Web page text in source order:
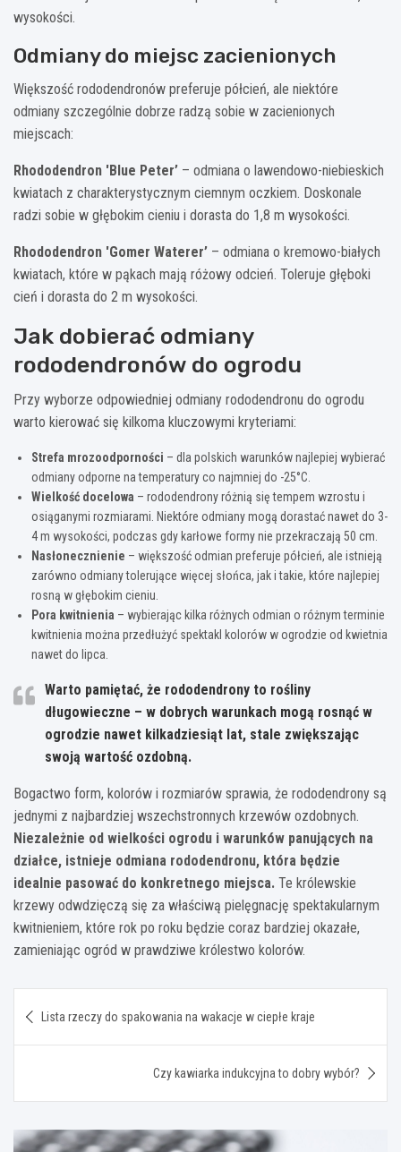
wysokości.
Odmiany do miejsc zacienionych
Większość rododendronów preferuje półcień, ale niektóre
odmiany szczególnie dobrze radzą sobie w zacienionych
miejscach:
Rhododendron 'Blue Peter’ – odmiana o lawendowo-niebieskich
kwiatach z charakterystycznym ciemnym oczkiem. Doskonale
radzi sobie w głębokim cieniu i dorasta do 1,8 m wysokości.
Rhododendron 'Gomer Waterer’ – odmiana o kremowo-białych
kwiatach, które w pąkach mają różowy odcień. Toleruje głęboki
cień i dorasta do 2 m wysokości.
Jak dobierać odmiany
rododendronów do ogrodu
Przy wyborze odpowiedniej odmiany rododendronu do ogrodu
warto kierować się kilkoma kluczowymi kryteriami:
Strefa mrozoodporności – dla polskich warunków najlepiej wybierać
odmiany odporne na temperatury co najmniej do -25°C.
Wielkość docelowa – rododendrony różnią się tempem wzrostu i
osiąganymi rozmiarami. Niektóre odmiany mogą dorastać nawet do 3-
4 m wysokości, podczas gdy karłowe formy nie przekraczają 50 cm.
Nasłonecznienie – większość odmian preferuje półcień, ale istnieją
zarówno odmiany tolerujące więcej słońca, jak i takie, które najlepiej
rosną w głębokim cieniu.
Pora kwitnienia – wybierając kilka różnych odmian o różnym terminie
kwitnienia można przedłużyć spektakl kolorów w ogrodzie od kwietnia
nawet do lipca.
Warto pamiętać, że rododendrony to rośliny
długowieczne – w dobrych warunkach mogą rosnąć w
ogrodzie nawet kilkadziesiąt lat, stale zwiększając
swoją wartość ozdobną.
Bogactwo form, kolorów i rozmiarów sprawia, że rododendrony są
jednymi z najbardziej wszechstronnych krzewów ozdobnych.
Niezależnie od wielkości ogrodu i warunków panujących na
działce, istnieje odmiana rododendronu, która będzie
idealnie pasować do konkretnego miejsca. Te królewskie
krzewy odwdzięczą się za właściwą pielęgnację spektakularnym
kwitnieniem, które rok po roku będzie coraz bardziej okazałe,
zamieniając ogród w prawdziwe królestwo kolorów.
wpisu
Lista rzeczy do spakowania na wakacje w ciepłe kraje
Czy kawiarka indukcyjna to dobry wybór?